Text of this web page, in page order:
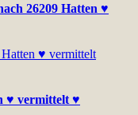
26209 Hatten ♥
♥ vermittelt ♥